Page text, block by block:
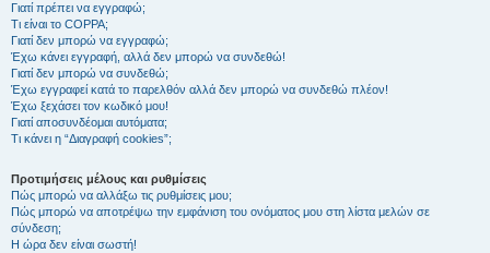
Γιατί πρέπει να εγγραφώ;
Τι είναι το COPPA;
Γιατί δεν μπορώ να εγγραφώ;
Έχω κάνει εγγραφή, αλλά δεν μπορώ να συνδεθώ!
Γιατί δεν μπορώ να συνδεθώ;
Έχω εγγραφεί κατά το παρελθόν αλλά δεν μπορώ να συνδεθώ πλέον!
Έχω ξεχάσει τον κωδικό μου!
Γιατί αποσυνδέομαι αυτόματα;
Τι κάνει η “Διαγραφή cookies”;
Προτιμήσεις μέλους και ρυθμίσεις
Πώς μπορώ να αλλάξω τις ρυθμίσεις μου;
Πώς μπορώ να αποτρέψω την εμφάνιση του ονόματος μου στη λίστα μελών σε
σύνδεση;
Η ώρα δεν είναι σωστή!